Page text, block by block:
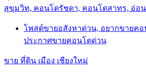
สุขุมวิท, คอนโดรัชดา, คอนโดสาทร, อ่อ
โพสต์ขายอสังหาด่วน, อยากขายคอ
ประกาศขายคอนโดด่วน
ขาย ที่ดิน เมือง เชียงใหม่